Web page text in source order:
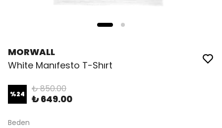
MORWALL
White Manıfesto T-Shırt
%24 ₺ 850.00
₺ 649.00
Beden